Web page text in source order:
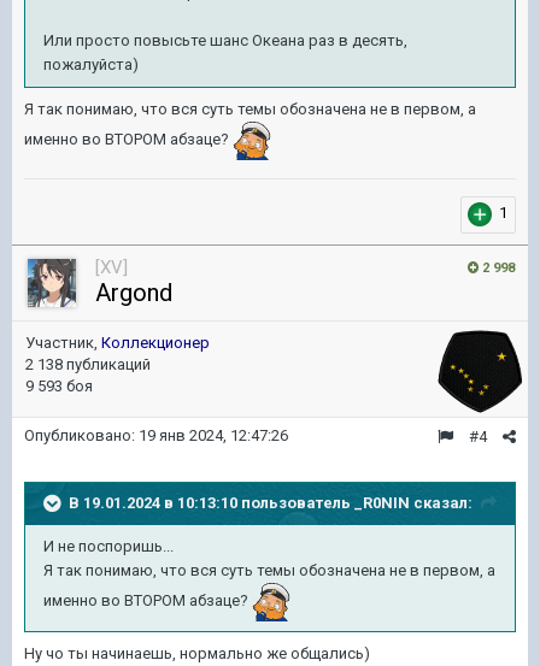
Или просто повысьте шанс Океана раз в десять,
пожалуйста)
Я так понимаю, что вся суть темы обозначена не в первом, а
именно во ВТОРОМ абзаце?
1
2 998
[XV]
Argond
Участник, Коллекционер
2 138 публикаций
9 593 боя
#4
Опубликовано: 19 янв 2024, 12:47:26
В 19.01.2024 в 10:13:10 пользователь _R0NIN сказал:
И не поспоришь...
Я так понимаю, что вся суть темы обозначена не в первом, а
именно во ВТОРОМ абзаце?
Ну чо ты начинаешь, нормально же общались)